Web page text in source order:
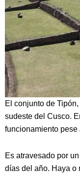
El conjunto de
sudeste del Cusco.
funcionamiento pese
Es atravesado por
días del año. Haya o